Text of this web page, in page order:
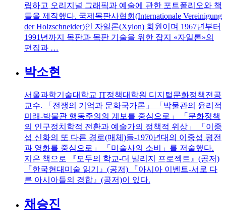
립하고 오리지널 그래픽과 예술에 관한 포트폴리오와 책
들을 제작했다. 국제목판사협회(Internationale Vereinigung
der Holzschneider​)인 자일론(Xylon) 회원이며 1967년부터
1991년까지 목판과 목판 기술을 위한 잡지 «자일론»의
편집과 …
박소현
서울과학기술대학교 IT정책대학원 디지털문화정책전공
교수. 「전쟁의 기억과 문화국가론」 「박물관의 윤리적
미래-박물관 행동주의의 계보를 중심으로」 「문화정책
의 인구정치학적 전환과 예술가의 정책적 위상」 「이중
섭 신화의 또 다른 경로(매체)들-1970년대의 이중섭 평전
과 영화를 중심으로」 「미술사의 소비」를 저술했다.
지은 책으로 『모두의 학교-더 빌리지 프로젝트』(공저)
『한국현대미술 읽기』(공저) 『아시아 이벤트-서로 다
른 아시아들의 경합』(공저)이 있다.
채승진